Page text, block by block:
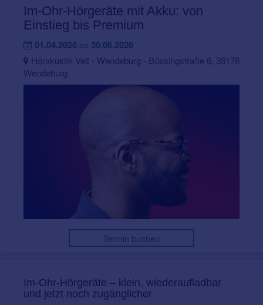
Im-Ohr-Hörgeräte mit Akku: von
Einstieg bis Premium
01.04.2026 bis 30.06.2026
Hörakustik Veit - Wendeburg - Büssingstraße 6, 38176
Wendeburg
Termin buchen
Im-Ohr-Hörgeräte – klein, wiederaufladbar
und jetzt noch zugänglicher